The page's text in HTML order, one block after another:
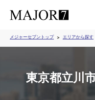
メジャーセブントップ エリアから探す
東京都立川